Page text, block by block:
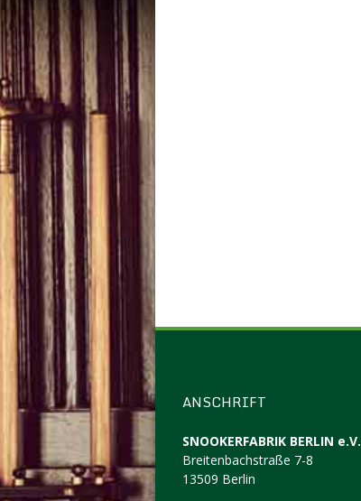
ANSCHRIFT
SNOOKERFABRIK BERLIN e.V.
Breitenbachstraße 7-8
13509 Berlin